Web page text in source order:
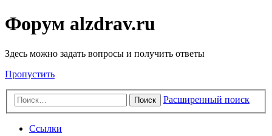
Форум alzdrav.ru
Здесь можно задать вопросы и получить ответы
Пропустить
Поиск Расширенный поиск
Ссылки